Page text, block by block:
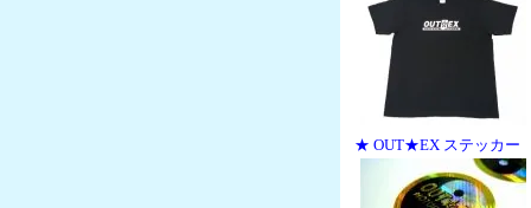
★ OUT★EX ステッカー